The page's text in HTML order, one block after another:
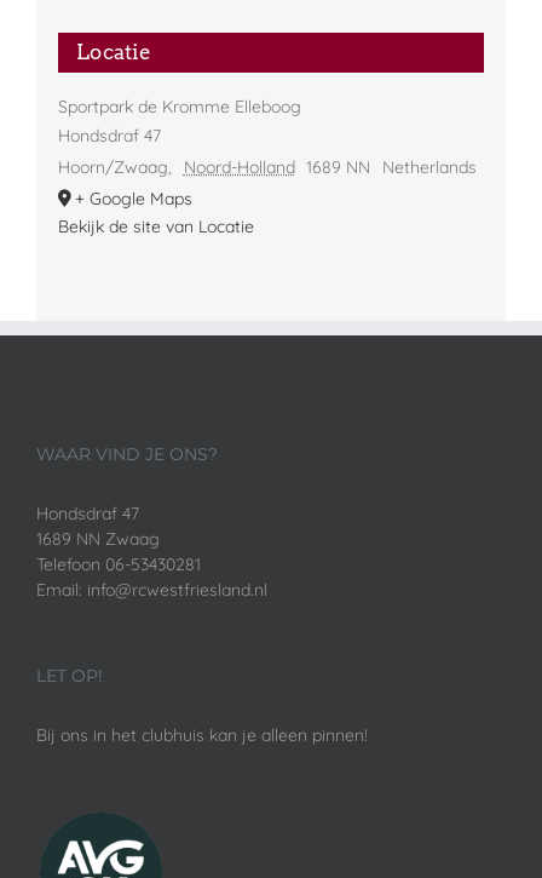
Locatie
Sportpark de Kromme Elleboog
Hondsdraf 47
Hoorn/Zwaag, Noord-Holland 1689 NN
Netherlands
+ Google Maps
Bekijk de site van Locatie
WAAR VIND JE ONS?
Hondsdraf 47
1689 NN Zwaag
Telefoon 06-53430281
Email: info@rcwestfriesland.nl
LET OP!
Bij ons in het clubhuis kan je alleen pinnen!